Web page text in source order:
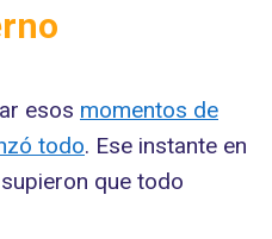
esos momentos de
todo. Ese instante en
que todo